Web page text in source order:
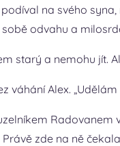
na svého
odvahu a
starý a nemohu jít.
váhání Alex.
Radovanem
zde na ně